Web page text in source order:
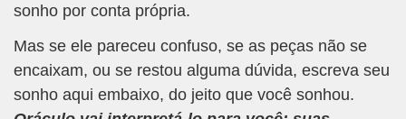
sonho por conta própria.
Mas se ele pareceu confuso, se as peças não se
encaixam, ou se restou alguma dúvida, escreva seu
sonho aqui embaixo, do jeito que você sonhou.